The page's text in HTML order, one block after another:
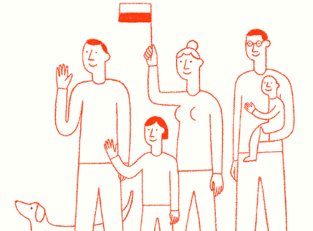
repatriant